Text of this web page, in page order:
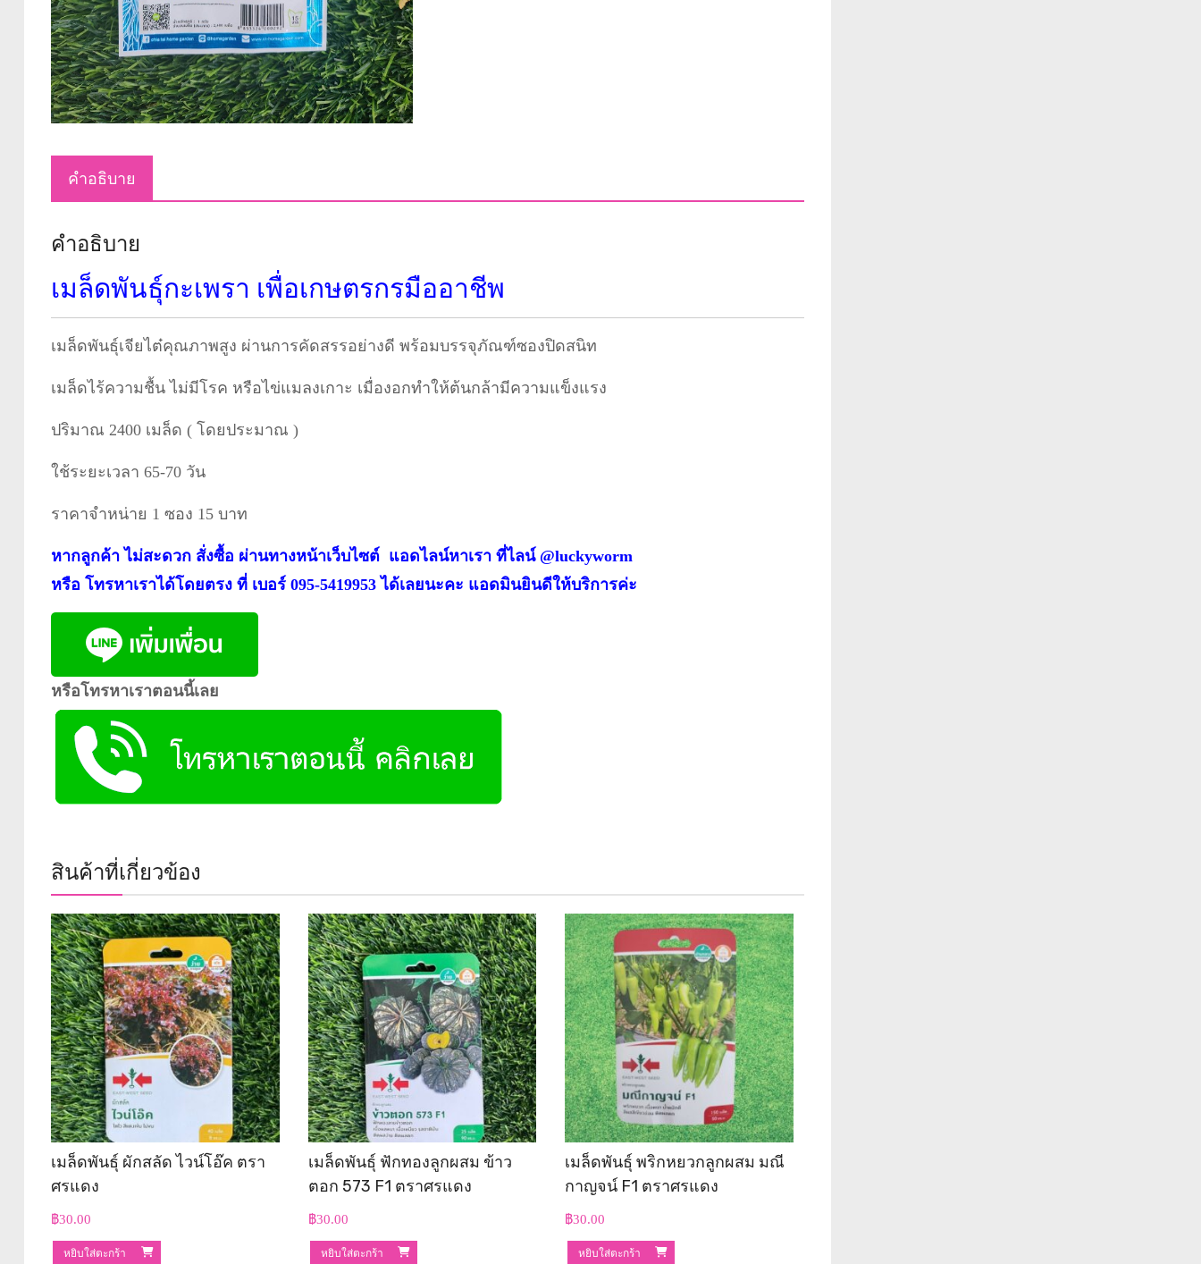
คำอธิบาย
คำอธิบาย
เมล็ดพันธุ์กะเพรา เพื่อเกษตรกรมืออาชีพ
เมล็ดพันธุ์เจียไต๋คุณภาพสูง ผ่านการคัดสรรอย่างดี พร้อมบรรจุภัณฑ์ซองปิดสนิท
เมล็ดไร้ความชื้น ไม่มีโรค หรือไข่แมลงเกาะ เมื่องอกทำให้ต้นกล้ามีความแข็งแรง
ปริมาณ 2400 เมล็ด ( โดยประมาณ )
ใช้ระยะเวลา 65-70 วัน
ราคาจำหน่าย 1 ซอง 15 บาท
หากลูกค้า ไม่สะดวก สั่งซื้อ ผ่านทางหน้าเว็บไซต์ แอดไลน์หาเรา ที่ไลน์ @luckyworm
หรือ โทรหาเราได้โดยตรง ที่ เบอร์ 095-5419953 ได้เลยนะคะ แอดมินยินดีให้บริการค่ะ
หรือโทรหาเราตอนนี้เลย
สินค้าที่เกี่ยวข้อง
เมล็ดพันธุ์ ผักสลัด ไวน์โอ๊ค ตรา
ศรแดง
฿30.00
หยิบใส่ตะกร้า
เมล็ดพันธุ์ ฟักทองลูกผสม ข้าว
ตอก 573 F1 ตราศรแดง
฿30.00
หยิบใส่ตะกร้า
เมล็ดพันธุ์ พริกหยวกลูกผสม มณี
กาญจน์ F1 ตราศรแดง
฿30.00
หยิบใส่ตะกร้า